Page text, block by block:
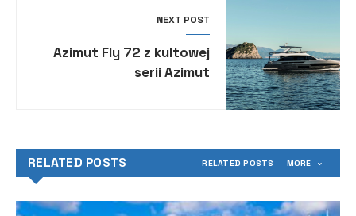
NEXT POST
Azimut Fly 72 z kultowej
serii Azimut
RELATED POSTS RELATED POSTS MORE